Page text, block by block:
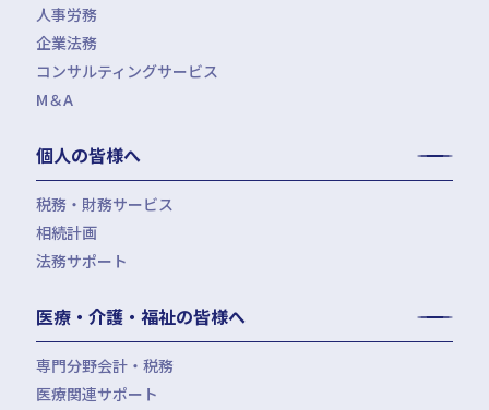
税務調査対応（会計・税務）
税務セカンドオピニオン
組織再編税制・国際税務
四半期決算サポート
BPO・会計アウトソーシング
会社設立（スタートアップサポート）・クラウド会計導入
決算開示書類（有報・短信等）作成・IFRS対応サポート
人事労務
人事労務アウトソーシング（給与計算・社会保険手続）
労使トラブル対応
労務デューデリジェンス・労務コンプライアンス調査
企業法務
企業法務・法務顧問・事業再生・債権回収
コンサルティングサービス
FAS（財務デューデリジェンス・株価算定・PPA）
IPOコンサルティング
企業再編コンサルティング
補助金・助成金申請・建設許認可等
公益法人会計サービス
M＆A
個人の皆様へ
税務・財務サービス
相続税申告・贈与税申告
所得税確定申告
資産管理会社設立
相続計画
遺言書作成・家族信託・後見人
法務サポート
医療・介護・福祉の皆様へ
専門分野会計・税務
会計・税務（医科）
医療関連サポート